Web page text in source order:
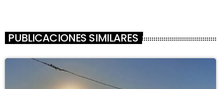
PUBLICACIONES SIMILARES